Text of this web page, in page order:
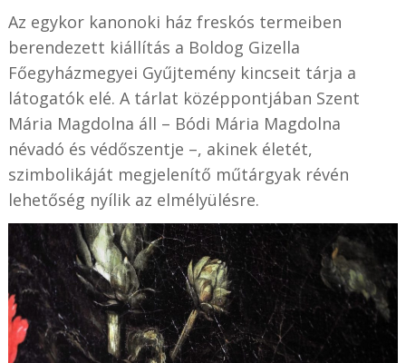
Az egykor kanonoki ház freskós termeiben
berendezett kiállítás a Boldog Gizella
Főegyházmegyei Gyűjtemény kincseit tárja a
látogatók elé. A tárlat középpontjában Szent
Mária Magdolna áll – Bódi Mária Magdolna
névadó és védőszentje –, akinek életét,
szimbolikáját megjelenítő műtárgyak révén
lehetőség nyílik az elmélyülésre.